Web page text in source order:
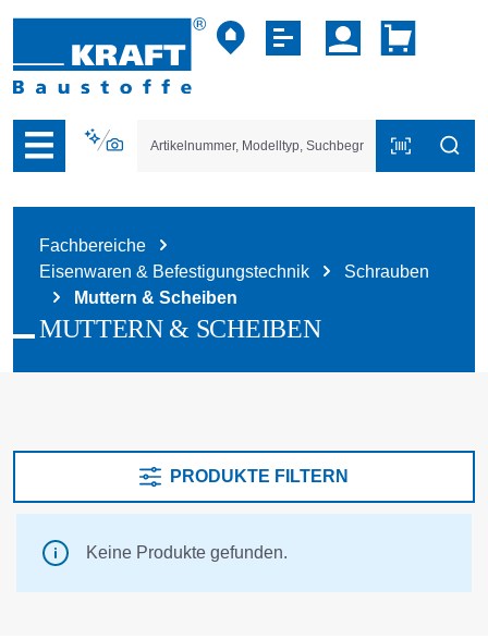
der B2B-Plattform springen
Fachbereiche
Eisenwaren & Befestigungstechnik
Schrauben
Muttern & Scheiben
MUTTERN & SCHEIBEN
PRODUKTE FILTERN
Keine Produkte gefunden.